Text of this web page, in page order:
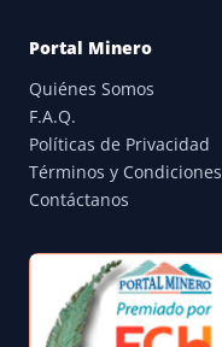
Portal Minero
Quiénes Somos
F.A.Q.
Políticas de Privacidad
Términos y Condiciones
Contáctanos